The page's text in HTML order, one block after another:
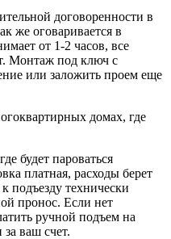
договоренности в
же оговаривается в
от 1-2 часов, все
Монтаж под ключ с
или заложить проем еще
домах, где
будет пароваться
платная, расходы берет
подъезду технически
пронос. Если нет
ручной подъем на
ваш счет.